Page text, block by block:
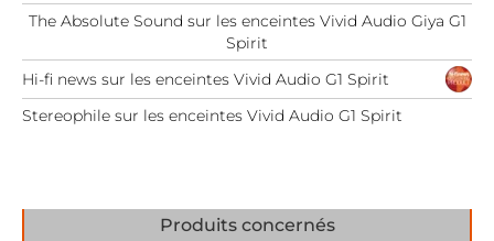
The Absolute Sound sur les enceintes Vivid Audio Giya G1
Spirit
Hi-fi news sur les enceintes Vivid Audio G1 Spirit
Stereophile sur les enceintes Vivid Audio G1 Spirit
Produits concernés